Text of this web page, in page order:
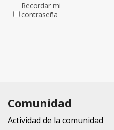
Recordar mi
contraseña
Comunidad
Actividad de la comunidad